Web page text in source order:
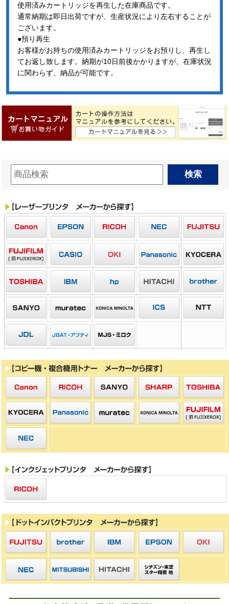
使用済みカートリッジを再生した在庫商品です。
通常納期は即日出荷ですが、生産状況により左右することが
ございます。
●預り再生
お客様がお持ちの使用済みカートリッジをお預りし、再生し
てお返し致します。納期が10日前後かかりますが、在庫状況
に関わらず、納品が可能です。